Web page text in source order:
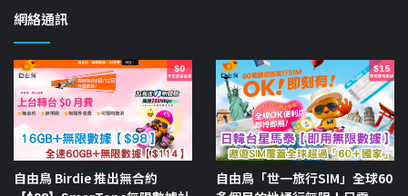
網絡通訊
自由鳥 Birdie 推出無合約
自由鳥「世一旅行SIM」全球60